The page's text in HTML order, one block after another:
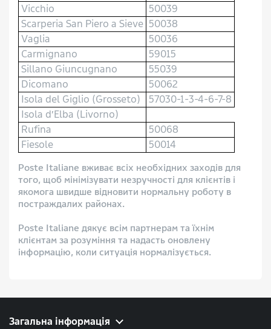
Vicchio
50039
Scarperia San Piero a Sieve 50038
Vaglia
50036
Carmignano
59015
Sillano Giuncugnano
55039
Dicomano
50062
Isola del Giglio (Grosseto)
57030-1-3-4-6-7-8
Isola d’Elba (Livorno)
Rufina
50068
Fiesole
50014
Poste Italiane вживає всіх необхідних заходів для
того, щоб мінімізувати незручності для клієнтів і
якомога швидше відновити нормальну роботу в
постраждалих районах.
Poste Italiane дякує всім партнерам та їхнім
клієнтам за розуміння та надасть оновлену
інформацію, коли ситуація нормалізується.
Загальна інформація